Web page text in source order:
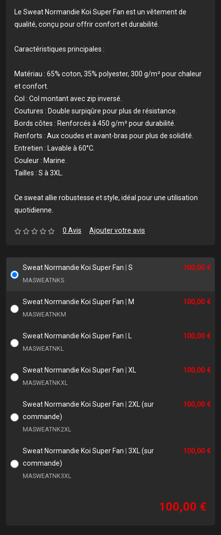
Le Sweat Normandie Koi Super Fan est un vêtement de
qualité, conçu pour offrir confort et durabilité.
Caractéristiques principales :
Matériau : 65% coton, 35% polyester, 300 g/m² pour chaleur
et confort.
Col : Col montant avec zip inversé.
Coutures : Double surpiqûre pour plus de résistance.
Bords côtes : Renforcés à 450 g/m² pour durabilité.
Renforts : Aux coudes et avant-bras pour plus de solidité.
Entretien : Lavable à 60°C.
Couleur : Marine.
Tailles : S à 3XL.
Ce sweat allie robustesse et style, idéal pour une utilisation
quotidienne.
0 Avis Ajouter votre avis
Sweat Normandie Koi Super Fan S
MASWEATNKS
100,00 €
Sweat Normandie Koi Super Fan M
MASWEATNKM
100,00 €
Sweat Normandie Koi Super Fan
MASWEATNKL
100,00 €
Sweat Normandie Koi Super Fan XL
MASWEATNKXL
100,00 €
Sweat Normandie Koi Super Fan
2XL (sur
commande)
MASWEATNK2XL
100,00 €
Sweat Normandie Koi Super Fan
3XL (sur
commande)
MASWEATNK3XL
100,00 €
100,00 €